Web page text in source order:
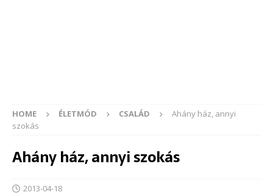
HOME ÉLETMÓD CSALÁD
Ahány ház, annyi
szokás
Ahány ház, annyi szokás
2013-04-18